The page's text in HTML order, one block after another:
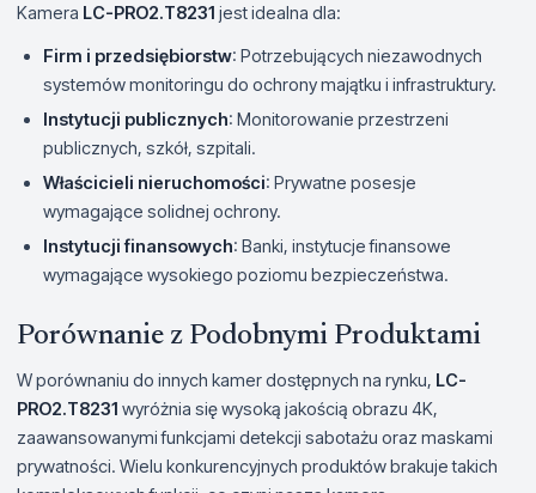
Kamera LC-PRO2.T8231 jest idealna dla:
Firm i przedsiębiorstw: Potrzebujących niezawodnych
systemów monitoringu do ochrony majątku i infrastruktury.
Instytucji publicznych: Monitorowanie przestrzeni
publicznych, szkół, szpitali.
Właścicieli nieruchomości: Prywatne posesje
wymagające solidnej ochrony.
Instytucji finansowych: Banki, instytucje finansowe
wymagające wysokiego poziomu bezpieczeństwa.
Porównanie z Podobnymi Produktami
W porównaniu do innych kamer dostępnych na rynku, LC-
PRO2.T8231 wyróżnia się wysoką jakością obrazu 4K,
zaawansowanymi funkcjami detekcji sabotażu oraz maskami
prywatności. Wielu konkurencyjnych produktów brakuje takich